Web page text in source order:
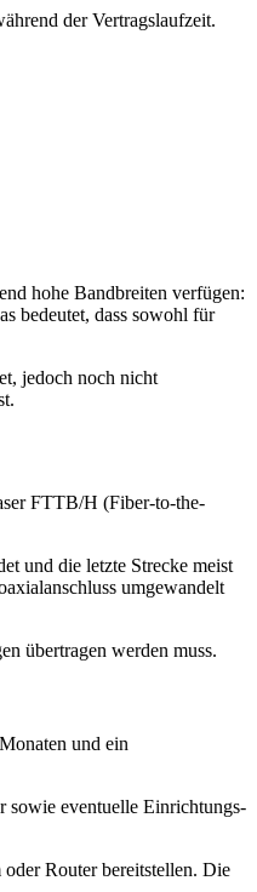
der Vertragslaufzeit.
hohe Bandbreiten verfügen:
bedeutet, dass sowohl für
jedoch noch nicht
FTTB/H (Fiber‑to-the-
und die letzte Strecke meist
umgewandelt
übertragen werden muss.
und ein
sowie eventuelle Einrichtungs-
Router bereitstellen. Die